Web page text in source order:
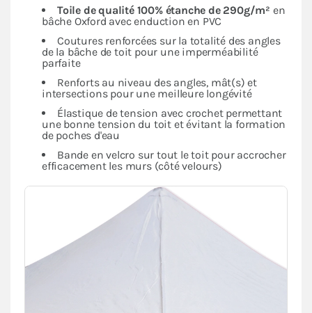
Toile de qualité 100% étanche de 290g/m² en
bâche Oxford avec enduction en PVC
Coutures renforcées sur la totalité des angles
de la bâche de toit pour une imperméabilité
parfaite
Renforts au niveau des angles, mât(s) et
intersections pour une meilleure longévité
Élastique de tension avec crochet permettant
une bonne tension du toit et évitant la formation
de poches d'eau
Bande en velcro sur tout le toit pour accrocher
efficacement les murs (côté velours)